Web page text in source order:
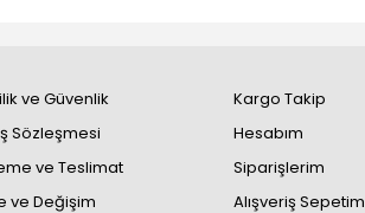
ve Güvenlik
Sözleşmesi
ve Teslimat
ve Değişim
Kargo Takip
Hesabım
Siparişlerim
Alışveriş Sepetim